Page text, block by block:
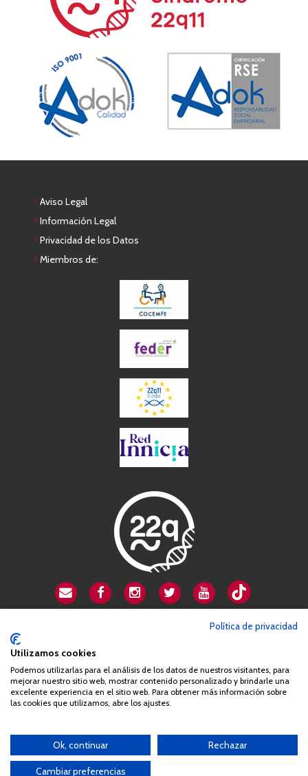
Aviso Legal
Información Legal
Privacidad de los Datos
Miembros de:
+34 663 812 863
sin el consentimiento por escrito de la Asociación España
Síndrome 22q11 (AES22q)
Política de privacidad
Utilizamos cookies
Podemos utilizarlas para el análisis de los datos de nuestros visitantes, para
mejorar nuestro sitio web, mostrar contenido personalizado y brindarle una
excelente experiencia en el sitio web. Para obtener más información sobre
las cookies que utilizamos, abre los ajustes.
Ok, continuar Rechazar
Cambiar preferencias